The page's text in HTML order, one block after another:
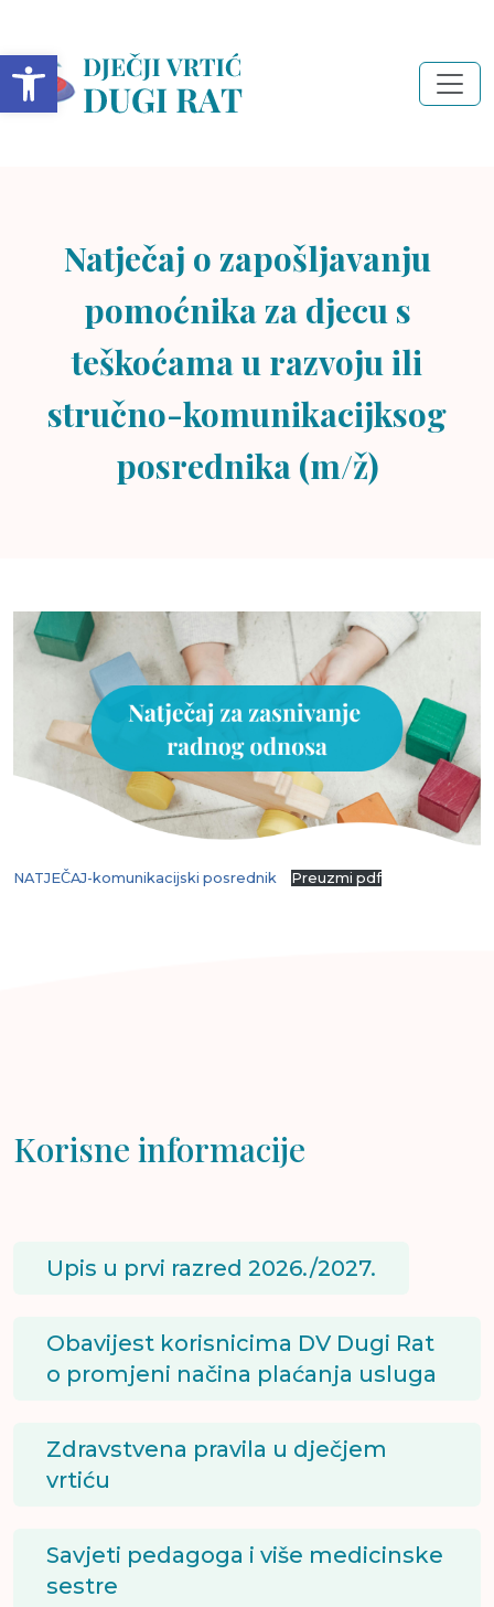
Open toolbar
Natječaj o zapošljavanju
pomoćnika za djecu s
teškoćama u razvoju ili
stručno-komunikacijksog
posrednika (m/ž)
NATJEČAJ-komunikacijski posrednik Preuzmi pdf
Korisne informacije
Upis u prvi razred 2026./2027.
Obavijest korisnicima DV Dugi Rat
o promjeni načina plaćanja usluga
Zdravstvena pravila u dječjem
vrtiću
Savjeti pedagoga i više medicinske
sestre